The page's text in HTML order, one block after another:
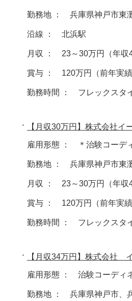
勤務地 ： 兵庫県神戸市東
沿線 ： 北浜駅
月収 ： 23～30万円（年収
賞与 ： 120万円（前年実績
勤務時間 ： フレックスタ
【月収30万円】株式会社イ
雇用形態 ： ＊治験コーデ
勤務地 ： 兵庫県神戸市東
月収 ： 23～30万円（年収
賞与 ： 120万円（前年実績
勤務時間 ： フレックスタ
【月収34万円】株式会社
雇用形態 ： 治験コーディ
勤務地 ： 兵庫県神戸市、